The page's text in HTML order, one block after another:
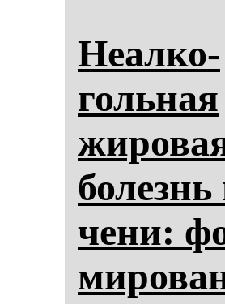
Неал­ко­
голь­ная
че­ни: